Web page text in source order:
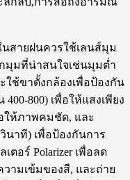
สายฝนควรใช้เลนส์มุม
กมุมที่น่าสนใจเช่นมุมต่ำ
ช้ขาตั้งกล้องเพื่อป้องกัน
800) เพื่อให้แสงเพียง
ให้ภาพคมชัด, และ
นาที) เพื่อป้องกันการ
ตอร์ Polarizer เพื่อลด
ามเข้มของสี, และถ่าย